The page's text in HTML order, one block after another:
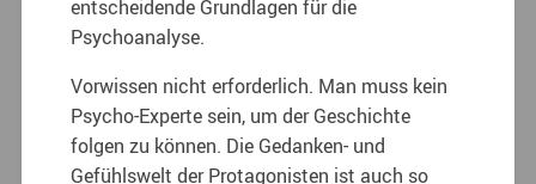
entscheidende Grundlagen für die
Psychoanalyse.
Vorwissen nicht erforderlich. Man muss kein
Psycho-Experte sein, um der Geschichte
folgen zu können. Die Gedanken- und
Gefühlswelt der Protagonisten ist auch so